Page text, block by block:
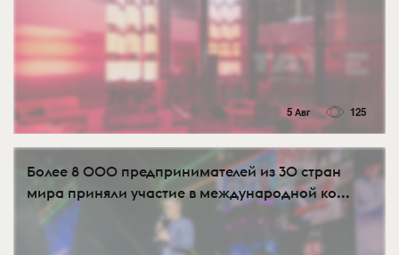
5 Авг 125
Более 8 000 предпринимателей из 30 стран
мира приняли участие в международной ко...